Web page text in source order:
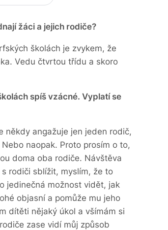
žáci a jejich rodiče?
školách je zvykem, že
Vedu čtvrtou třídu a skoro
spíš vzácné. Vyplatí se
někdy angažuje jen jeden rodič,
naopak. Proto prosím o to,
doma oba rodiče. Návštěva
rodiči sblížit, myslím, že to
jedinečná možnost vidět, jak
objasní a pomůže mu jeho
dítěti nějaký úkol a všímám si
zase vidí můj způsob